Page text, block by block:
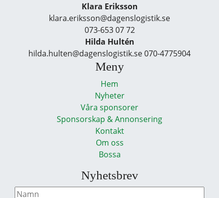
Klara Eriksson
klara.eriksson@dagenslogistik.se
073-653 07 72
Hilda Hultén
hilda.hulten@dagenslogistik.se 070-4775904
Meny
Hem
Nyheter
Våra sponsorer
Sponsorskap & Annonsering
Kontakt
Om oss
Bossa
Nyhetsbrev